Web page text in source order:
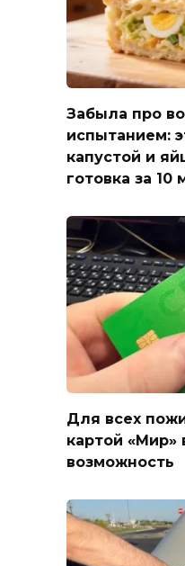
Забыла про
испытанием:
капустой и
готовка за 10
Для всех
картой «Мир»
возможность